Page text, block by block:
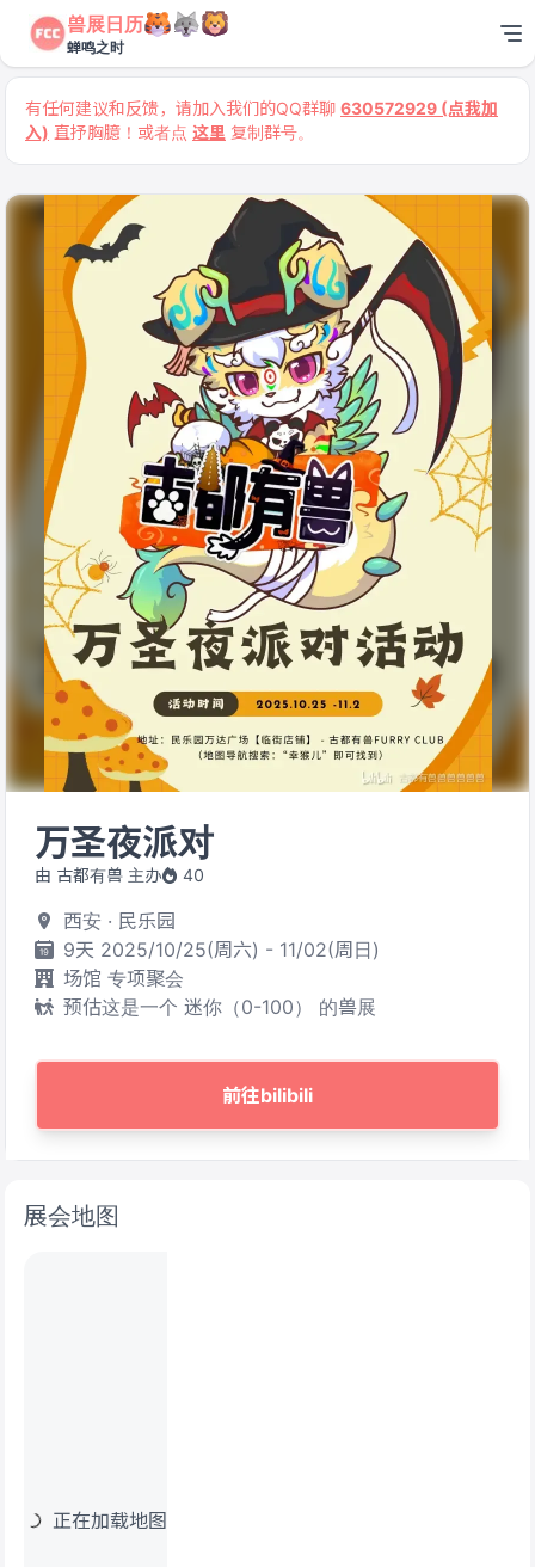
兽展日历
蝉鸣之时
有任何建议和反馈，请加入我们的QQ群聊 630572929 (点我加
入) 直抒胸臆！或者点 这里 复制群号。
万圣夜派对
由 古都有兽 主办 40
西安 · 民乐园
9天 2025/10/25(周六) - 11/02(周日)
场馆 专项聚会
预估这是一个 迷你（0-100） 的兽展
前往bilibili
展会地图
正在加载地图